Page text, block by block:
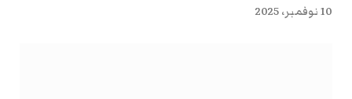
10 نوفمبر، 2025